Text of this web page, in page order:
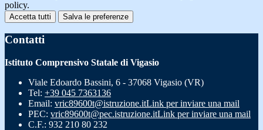
policy.
Accetta tutti Salva le preferenze
Contatti
Istituto Comprensivo Statale di Vigasio
Viale Edoardo Bassini, 6 - 37068 Vigasio (VR)
Tel: +39 045 7363136
Email: vric89600t@istruzione.itLink per inviare una mail
PEC: vric89600t@pec.istruzione.itLink per inviare una mail
C.F.: 932 210 80 232